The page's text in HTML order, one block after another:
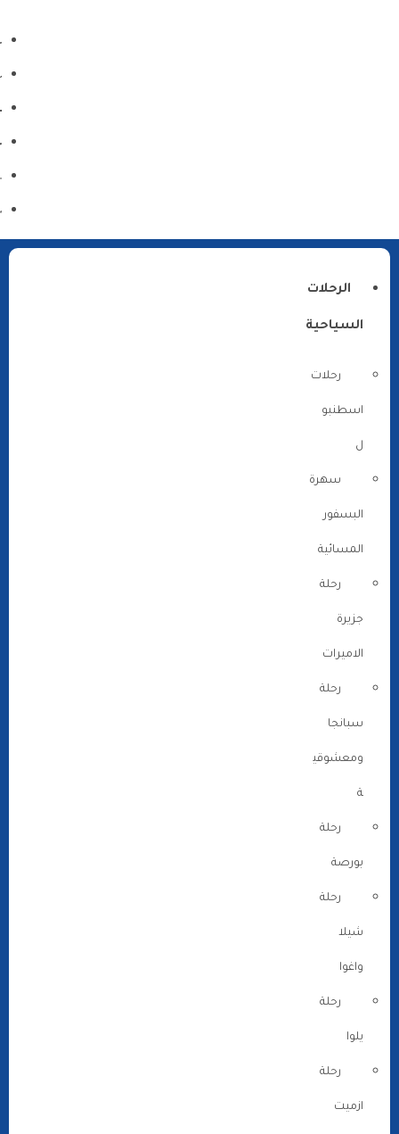
الرحلات
السياحية
رحلات
اسطنبو
ل
سهرة
البسفور
المسائية
رحلة
جزيرة
الاميرات
رحلة
سبانجا
ومعشوقي
ة
رحلة
بورصة
رحلة
شيلا
واغوا
رحلة
يلوا
رحلة
ازميت